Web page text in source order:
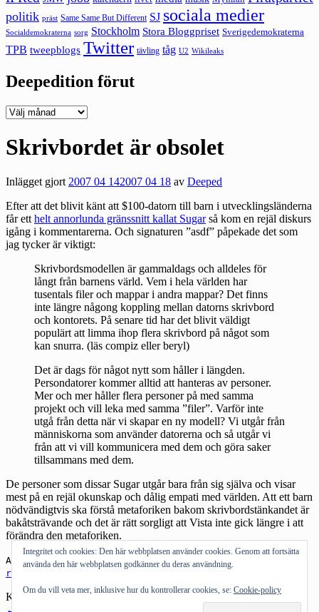
politik präst Same Same But Different SJ sociala medier
Socialdemokraterna sorg Stockholm Stora Bloggpriset Sverigedemokraterna
TPB tweepblogs Twitter tävling tåg U2 Wikileaks
Deepedition förut
Deepedition
Skrivbordet är obsolet
Inlägget gjort2007 04 142007 04 18 av Deeped
Efter att det blivit känt att $100-datorn till barn i utvecklingsländerna
får etthelt annorlunda gränssnitt kallat Sugarså kom en rejäl diskurs
igång i kommentarerna. Och signaturen ”asdf” påpekade det som
jag tycker är viktigt:
Skrivbordsmodellen är gammaldags och alldeles för
långt från barnens värld. Vem i hela världen har
tusentals filer och mappar i andra mappar? Det finns
inte längre någong koppling mellan datorns skrivbord
och kontorets. På senare tid har det blivit väldigt
populärt att limma ihop flera skrivbord på något som
kan snurra. (läs compiz eller beryl)
Det är dags för något nytt som håller i längden.
Persondatorer kommer alltid att hanteras av personer.
Mer och mer håller flera personer på med samma
projekt och vill leka med samma ”filer”. Varför inte
utgå från detta när vi skapar en ny modell? Vi utgår från
människorna som använder datorerna och så utgår vi
från att vi vill kommunicera med dem och göra saker
tillsammans med dem.
De personer som dissar Sugar utgår bara från sig själva och visar
mest på en rejäl okunskap och dålig empati med världen. Att ett barn
nödvändigtvis ska förstå metaforiken bakom skrivbordstänkandet är
bakåtsträvande och det är rätt sorgligt att Vista inte gick längre i att
förändra den metaforiken.
Andra om:GUI ,Sugar,100$-datorn,användarvänlighet
relevans
Kategorier: Tekniknörderi
Integritet och cookies: Den här webbplatsen använder cookies. Genom att fortsätta
använda den här webbplatsen godkänner du deras användning.
Om du vill veta mer, inklusive hur du kontrollerar cookies, se: Cookie-policy